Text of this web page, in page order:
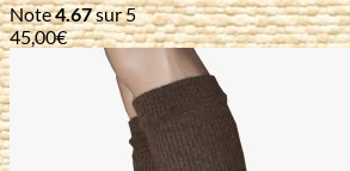
Note4.67sur 5
45,00€